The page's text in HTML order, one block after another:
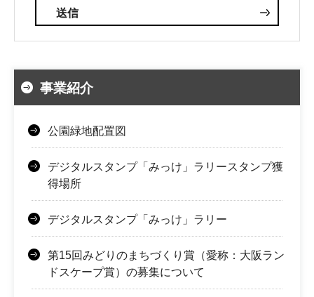
事業紹介
公園緑地配置図
デジタルスタンプ「みっけ」ラリースタンプ獲
得場所
デジタルスタンプ「みっけ」ラリー
第15回みどりのまちづくり賞（愛称：大阪ラン
ドスケープ賞）の募集について